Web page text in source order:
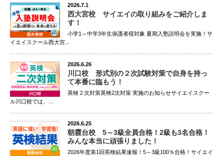
2026.7.1
西大宮校 サイエイの取り組みをご紹介しま
す！
小学1～中学3年生保護者様対象 夏期入塾説明会を実施！サ
イエイスクール西大宮...
2026.6.26
川口校 形式別の２次試験対策で自身を持っ
て本番に臨もう！
英検２次対策英検2次対策 実施のお知らせサイエイスクー
ル川口校では、...
2026.6.25
朝霞台校 5～3級全員合格！2級も3名合格！
みんな本当に頑張りました！
2026年度第1回英検結果速報！5～3級100％合格！サイエイ